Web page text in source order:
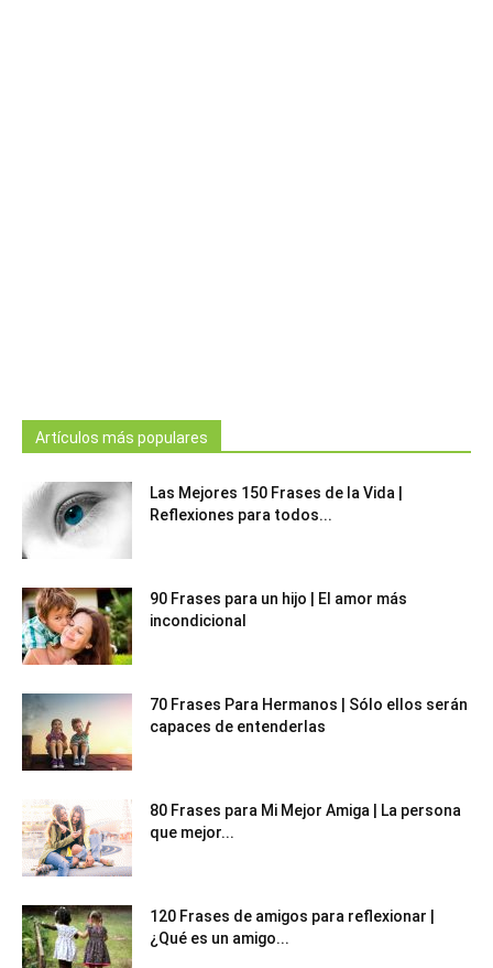
Artículos más populares
Las Mejores 150 Frases de la Vida |
Reflexiones para todos...
90 Frases para un hijo | El amor más
incondicional
70 Frases Para Hermanos | Sólo ellos serán
capaces de entenderlas
80 Frases para Mi Mejor Amiga | La persona
que mejor...
120 Frases de amigos para reflexionar |
¿Qué es un amigo...